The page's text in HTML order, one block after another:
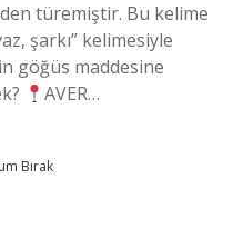
türemiştir. Bu kelime
şarkı” kelimesiyle
göğüs maddesine
AVER…
Bırak